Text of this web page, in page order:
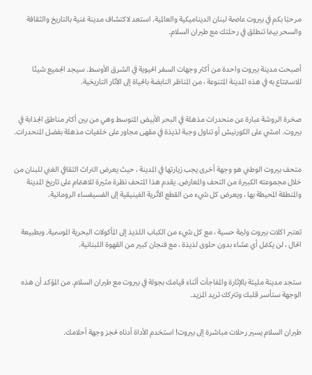
مرحبًا بكم في بيروت عاصمة لبنان الديناميكية والعالمية. استعد لاكتشاف مدينة غنية بالتاريخ والثقافة
والسحر بينما تنطلق في رحلتك مع طيران السلام.
أصبحت مدينة بيروت واحدة من أكثر وجهات السفر الحيوية في الشرق الأوسط. سيجد الجميع شيئًا
للاستمتاع به في هذه المدينة المتنوعة ، من المناظر النابضة بالحياة إلى الآثار التاريخية.
صخرة الروشة عبارة عن منحدرات مذهلة في البحر الأبيض المتوسط ​​وهي من بين أكثر مناطق الجذابة في
بيروت. امشي على الكورنيش أو تناول وجبة لذيذة في مقهى مجاور على خلفيات مذهلة بفضل المنحدرات.
متحف بيروت الوطني هو وجهة أخرى يجب زيارتها في المدينة ، حيث يعرض التراث الثقافي الغني للبنان من
خلال مجموعته الكبيرة من التحف والمعارض. يقدم هذا المتحف نظرة مثيرة للاهتمام على تاريخ المدينة
والمنطقة المحيطة بها ، ويعرض كل شيء من القطع الأثرية الفينيقية إلى الفسيفساء الرومانية.
تعتبر اكلات بيروت وليمة حسية ، مع كل شيء من الكباب اللذيذ إلى المأكولات البحرية الموسمية. وبطبيعة
الحال ، لن يكتمل أي عشاء بدون حلوى لذيذة ، مع فنجان كبير من القهوة اللبنانية.
ستجد مدينة مليئة بالإثارة والمفاجآت أثناء قيامك بجولة في بيروت مع طيران السلام. من المؤكد أن هذه
الوجهة ستأسر قلبك وتتركك تريد المزيد.
طيران السلام يسير رحلات مباشرة إلى بيروت! استخدم الأداة أدناه لحجز وجهة أحلامك.